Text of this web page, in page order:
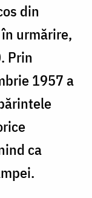
din
urmărire,
Prin
1957 a
ca